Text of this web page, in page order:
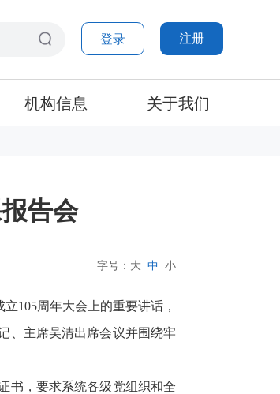
登录 注册
机构信息 关于我们
告会
字号： 大 中 小
105周年大会上的重要讲话，
、主席吴清出席会议并围绕牢
书，要求系统各级党组织和全